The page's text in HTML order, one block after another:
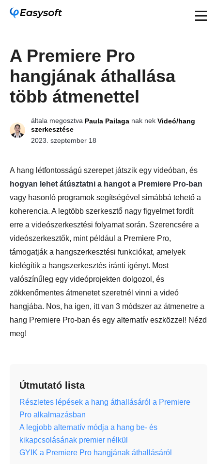
A Premiere Pro
hangjának áthallása
több átmenettel
általa megosztva Paula Pailaga nak nek Videó/hang
szerkesztése
2023. szeptember 18
A hang létfontosságú szerepet játszik egy videóban, és
hogyan lehet átúsztatni a hangot a Premiere Pro-ban
vagy hasonló programok segítségével simábbá tehető a
koherencia. A legtöbb szerkesztő nagy figyelmet fordít
erre a videószerkesztési folyamat során. Szerencsére a
videószerkesztők, mint például a Premiere Pro,
támogatják a hangszerkesztési funkciókat, amelyek
kielégítik a hangszerkesztés iránti igényt. Most
valószínűleg egy videóprojekten dolgozol, és
zökkenőmentes átmenetet szeretnél vinni a videó
hangjába. Nos, ha igen, itt van 3 módszer az átmenetre a
hang Premiere Pro-ban és egy alternatív eszközzel! Nézd
meg!
Útmutató lista
Részletes lépések a hang áthallásáról a Premiere
Pro alkalmazásban
A legjobb alternatív módja a hang be- és
kikapcsolásának premier nélkül
GYIK a Premiere Pro hangjának áthallásáról